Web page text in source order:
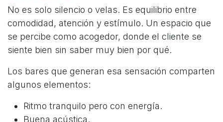
No es solo silencio o velas. Es equilibrio entre
comodidad, atención y estímulo. Un espacio que
se percibe como acogedor, donde el cliente se
siente bien sin saber muy bien por qué.
Los bares que generan esa sensación comparten
algunos elementos:
Ritmo tranquilo pero con energía.
Buena acústica.